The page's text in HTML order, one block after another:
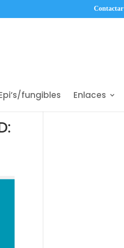
Contactar
fungibles Enlaces